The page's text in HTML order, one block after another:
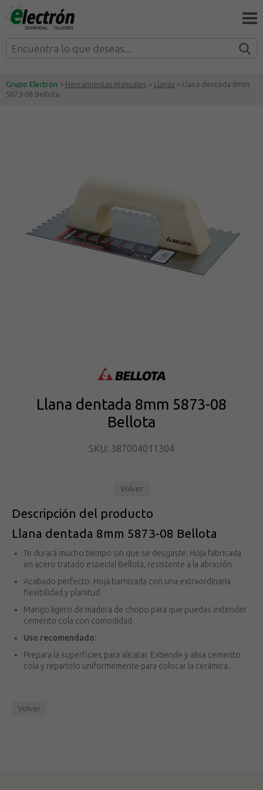
Grupo Electrón > Herramientas manuales > Llanas > Llana dentada 8mm
5873-08 Bellota
Llana dentada 8mm 5873-08
Bellota
SKU: 387004011304
Volver
Descripción del producto
Llana dentada 8mm 5873-08 Bellota
Te durará mucho tiempo sin que se desgaste. Hoja fabricada
en acero tratado especial Bellota, resistente a la abrasión.
Acabado perfecto. Hoja barnizada con una extraordinaria
flexibilidad y planitud.
Mango ligero de madera de chopo para que puedas extender
cemento cola con comodidad.
Uso recomendado:
Prepara la superficies para alicatar. Extiende y alisa cemento
cola y repartelo uniformemente para colocar la cerámica.
Volver